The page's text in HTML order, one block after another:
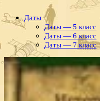
Даты
Даты — 5 класс
Даты — 6 класс
Даты — 7 класс